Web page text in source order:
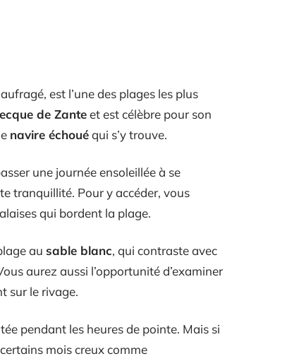
est l’une des plages les plus
de Zanteet est célèbre pour son
navire échouéqui s’y trouve.
une journée ensoleillée à se
tranquillité. Pour y accéder, vous
qui bordent la plage.
au sable blanc, qui contraste avec
aurez aussi l’opportunité d’examiner
sur le rivage.
pendant les heures de pointe. Mais si
mois creux comme